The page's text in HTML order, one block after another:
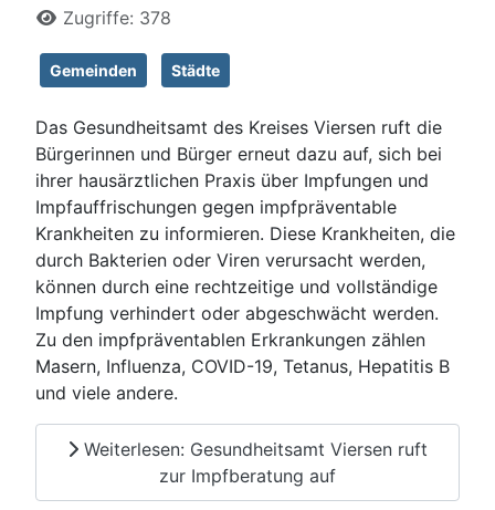
Zugriffe: 378
Gemeinden Städte
Das Gesundheitsamt des Kreises Viersen ruft die
Bürgerinnen und Bürger erneut dazu auf, sich bei
ihrer hausärztlichen Praxis über Impfungen und
Impfauffrischungen gegen impfpräventable
Krankheiten zu informieren. Diese Krankheiten, die
durch Bakterien oder Viren verursacht werden,
können durch eine rechtzeitige und vollständige
Impfung verhindert oder abgeschwächt werden.
Zu den impfpräventablen Erkrankungen zählen
Masern, Influenza, COVID-19, Tetanus, Hepatitis B
und viele andere.
Weiterlesen: Gesundheitsamt Viersen ruft
zur Impfberatung auf